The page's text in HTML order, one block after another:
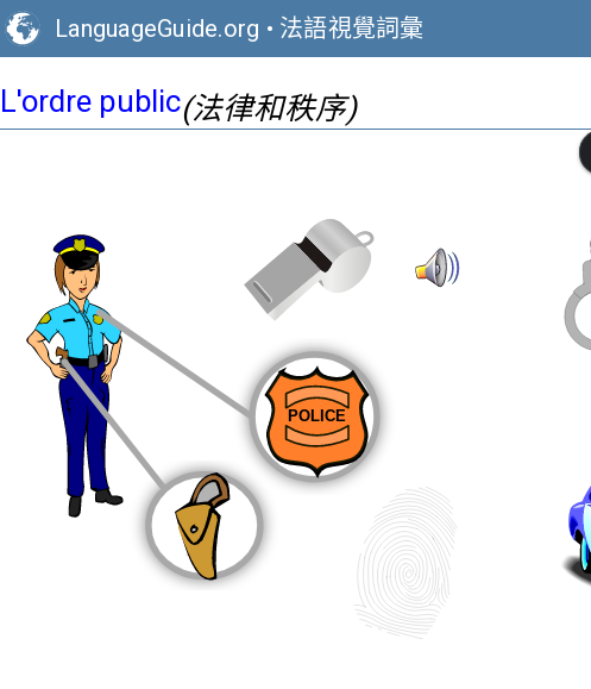
LanguageGuide.org • 法語視覺詞彙
L'ordre public(法律和秩序)